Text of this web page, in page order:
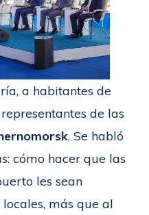
a habitantes de
de las
. Se habló
cómo hacer que las
les sean
más que al